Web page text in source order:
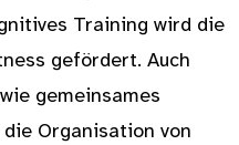
Training wird die
gefördert. Auch
gemeinsames
Organisation von